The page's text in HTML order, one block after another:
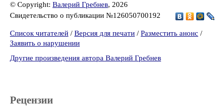
© Copyright: Валерий Гребнев, 2026
Свидетельство о публикации №126050700192
Список читателей / Версия для печати / Разместить анонс /
Заявить о нарушении
Другие произведения автора Валерий Гребнев
Рецензии